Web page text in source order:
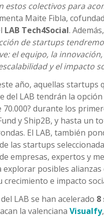
estos colectivos para
Maite Fibla,
LAB Tech4Social.
de startups
el equipo, la
y el impacto
año, aquellas startups
del LAB tendrán la
70.000? durante los
y Ship2B, y hasta un
El LAB, también
las startups
empresas, expertos y
explorar posibles
crecimiento e impacto
LAB se han acelerado 8
la valenciana Visualfy